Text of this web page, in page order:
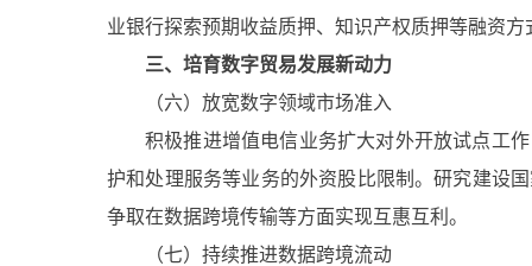
业银行探索预期收益质押、知识产权质押等融资
三、培育数字贸易发展新动力
（六）放宽数字领域市场准入
积极推进增值电信业务扩大对外开放试点工
护和处理服务等业务的外资股比限制。研究建设
争取在数据跨境传输等方面实现互惠互利。
（七）持续推进数据跨境流动